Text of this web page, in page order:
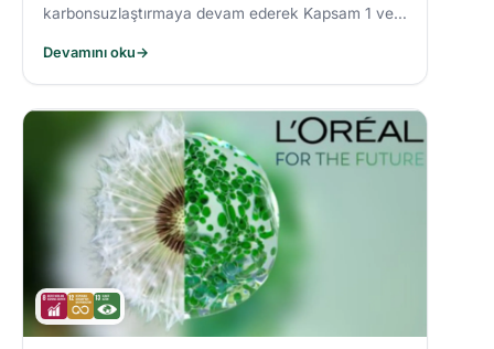
karbonsuzlaştırmaya devam ederek Kapsam 1 ve 2
azalttı.
Devamını oku→